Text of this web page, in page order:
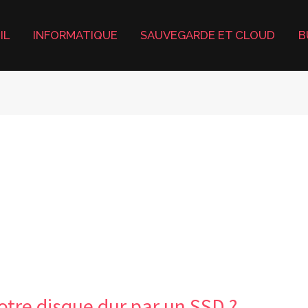
INFORMATIQUE SAUVEGARDE ET CLOUD